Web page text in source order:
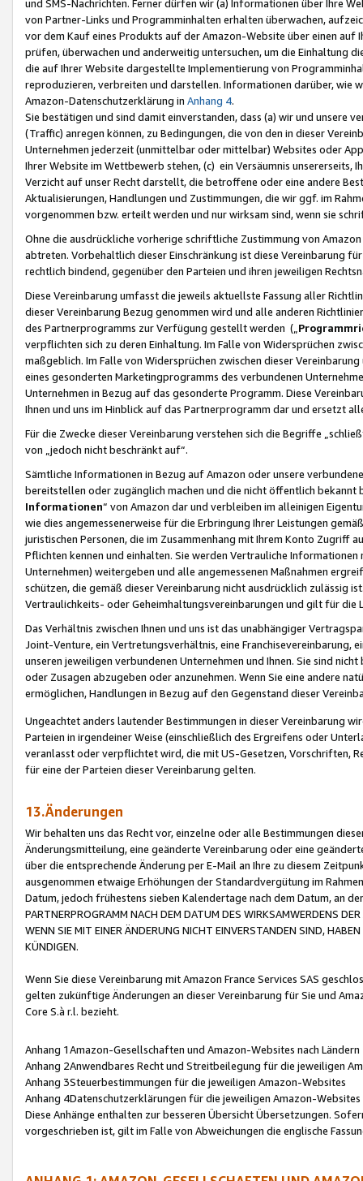
und SMS-Nachrichten. Ferner dürfen wir (a) Informationen über Ihre
von Partner-Links und Programminhalten erhalten überwachen,
vor dem Kauf eines Produkts auf der Amazon-Website über einen
prüfen, überwachen und anderweitig untersuchen, um die Einhaltung
die auf Ihrer Website dargestellte Implementierung von
reproduzieren, verbreiten und darstellen. Informationen darüber, wie
Amazon-Datenschutzerklärung in Anhang 4.
Sie bestätigen und sind damit einverstanden, dass (a) wir und
(Traffic) anregen können, zu Bedingungen, die von den in dieser
Unternehmen jederzeit (unmittelbar oder mittelbar) Websites oder
Ihrer Website im Wettbewerb stehen, (c) ein Versäumnis unsererseits,
Verzicht auf unser Recht darstellt, die betroffene oder eine andere
Aktualisierungen, Handlungen und Zustimmungen, die wir ggf. im
vorgenommen bzw. erteilt werden und nur wirksam sind, wenn sie
Ohne die ausdrückliche vorherige schriftliche Zustimmung von
abtreten. Vorbehaltlich dieser Einschränkung ist diese Vereinbarung
rechtlich bindend, gegenüber den Parteien und ihren jeweiligen
Diese Vereinbarung umfasst die jeweils aktuellste Fassung aller
dieser Vereinbarung Bezug genommen wird und alle anderen
des Partnerprogramms zur Verfügung gestellt werden („
verpflichten sich zu deren Einhaltung. Im Falle von Widersprüchen
maßgeblich. Im Falle von Widersprüchen zwischen dieser
eines gesonderten Marketingprogramms des verbundenen
Unternehmen in Bezug auf das gesonderte Programm. Diese
Ihnen und uns im Hinblick auf das Partnerprogramm dar und ersetzt
Für die Zwecke dieser Vereinbarung verstehen sich die Begriffe
von „jedoch nicht beschränkt auf“.
Sämtliche Informationen in Bezug auf Amazon oder unsere
bereitstellen oder zugänglich machen und die nicht öffentlich
Informationen“ von Amazon dar und verbleiben im alleinigen
wie dies angemessenerweise für die Erbringung Ihrer Leistungen
juristischen Personen, die im Zusammenhang mit Ihrem Konto
Pflichten kennen und einhalten. Sie werden Vertrauliche
Unternehmen) weitergeben und alle angemessenen Maßnahmen
schützen, die gemäß dieser Vereinbarung nicht ausdrücklich zulässig
Vertraulichkeits- oder Geheimhaltungsvereinbarungen und gilt für die
Das Verhältnis zwischen Ihnen und uns ist das unabhängiger
Joint-Venture, ein Vertretungsverhältnis, eine Franchisevereinbarung,
unseren jeweiligen verbundenen Unternehmen und Ihnen. Sie sind
oder Zusagen abzugeben oder anzunehmen. Wenn Sie eine andere
ermöglichen, Handlungen in Bezug auf den Gegenstand dieser
Ungeachtet anders lautender Bestimmungen in dieser Vereinbarung
Parteien in irgendeiner Weise (einschließlich des Ergreifens oder
veranlasst oder verpflichtet wird, die mit US-Gesetzen, Vorschriften,
für eine der Parteien dieser Vereinbarung gelten.
13.Änderungen
Wir behalten uns das Recht vor, einzelne oder alle Bestimmungen
Änderungsmitteilung, eine geänderte Vereinbarung oder eine
über die entsprechende Änderung per E-Mail an Ihre zu diesem
ausgenommen etwaige Erhöhungen der Standardvergütung im
Datum, jedoch frühestens sieben Kalendertage nach dem Datum, an
PARTNERPROGRAMM NACH DEM DATUM DES WIRKSAMWERDENS
WENN SIE MIT EINER ÄNDERUNG NICHT EINVERSTANDEN SIND,
KÜNDIGEN.
Wenn Sie diese Vereinbarung mit Amazon France Services SAS
gelten zukünftige Änderungen an dieser Vereinbarung für Sie und
Core S.à r.l. bezieht.
Anhang 1Amazon-Gesellschaften und Amazon-Websites nach Ländern
Anhang 2Anwendbares Recht und Streitbeilegung für die jeweiligen
Anhang 3Steuerbestimmungen für die jeweiligen Amazon-Websites
Anhang 4Datenschutzerklärungen für die jeweiligen Amazon-Websites
Diese Anhänge enthalten zur besseren Übersicht Übersetzungen.
vorgeschrieben ist, gilt im Falle von Abweichungen die englische